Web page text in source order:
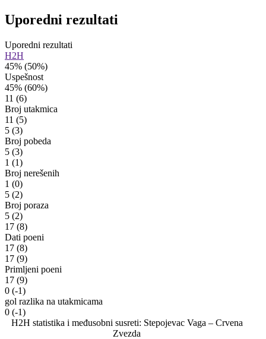
Uporedni rezultati
Uporedni rezultati
H2H
45% (50%)
Uspešnost
45% (60%)
11 (6)
Broj utakmica
11 (5)
5 (3)
Broj pobeda
5 (3)
1 (1)
Broj nerešenih
1 (0)
5 (2)
Broj poraza
5 (2)
17 (8)
Dati poeni
17 (8)
17 (9)
Primljeni poeni
17 (9)
0 (-1)
gol razlika na utakmicama
0 (-1)
H2H statistika i međusobni susreti: Stepojevac Vaga – Crvena
Zvezda